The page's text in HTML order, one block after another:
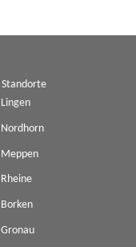
Standorte
Lingen
Nordhorn
Meppen
Rheine
Borken
Gronau